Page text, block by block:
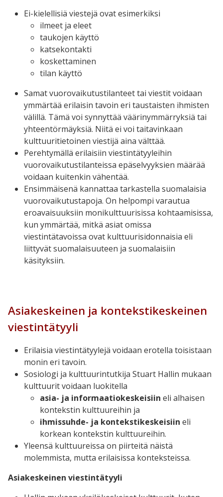
Ei-kielellisiä viestejä ovat esimerkiksi
ilmeet ja eleet
taukojen käyttö
katsekontakti
koskettaminen
tilan käyttö
Samat vuorovaikutustilanteet tai viestit voidaan
ymmärtää erilaisin tavoin eri taustaisten ihmisten
välillä. Tämä voi synnyttää väärinymmärryksiä tai
yhteentörmäyksiä. Niitä ei voi taitavinkaan
kulttuuritietoinen viestijä aina välttää.
Perehtymällä erilaisiin viestintätyyleihin
vuorovaikutustilanteissa epäselvyyksien määrää
voidaan kuitenkin vähentää.
Ensimmäisenä kannattaa tarkastella suomalaisia
vuorovaikutustapoja. On helpompi varautua
eroavaisuuksiin monikulttuurisissa kohtaamisissa,
kun ymmärtää, mitkä asiat omissa
viestintätavoissa ovat kulttuurisidonnaisia eli
liittyvät suomalaisuuteen ja suomalaisiin
käsityksiin.
Asiakeskeinen ja kontekstikeskeinen
viestintätyyli
Erilaisia viestintätyylejä voidaan erotella toisistaan
monin eri tavoin.
Sosiologi ja kulttuurintutkija Stuart Hallin mukaan
kulttuurit voidaan luokitella
asia- ja informaatiokeskeisiin eli alhaisen
kontekstin kulttuureihin ja
ihmissuhde- ja kontekstikeskeisiin eli
korkean kontekstin kulttuureihin.
Yleensä kulttuureissa on piirteitä näistä
molemmista, mutta erilaisissa konteksteissa.
Asiakeskeinen viestintätyyli